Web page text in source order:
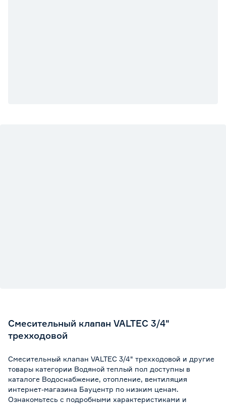
Смесительный клапан VALTEC 3/4"
трехходовой
Смесительный клапан VALTEC 3/4" трехходовой и другие
товары категории Водяной теплый пол доступны в
каталоге Водоснабжение, отопление, вентиляция
интернет-магазина Бауцентр по низким ценам.
Ознакомьтесь с подробными характеристиками и